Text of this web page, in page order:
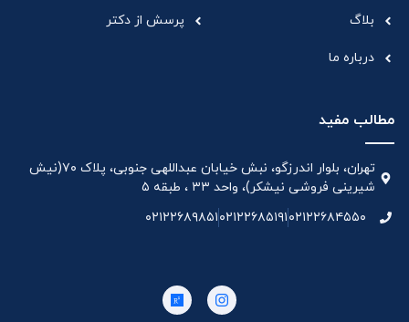
بلاگ
درباره ما
پرسش از دکتر
مطالب مفید
تهران، بلوار اندرزگو، نبش خیابان عبداللهی جنوبی، پلاک ۷۰(نیش
شیرینی فروشی نیشکر)، واحد ۳۳ ، طبقه ۵
۰۲۱۲۲۶۸۴۵۵۰۰۲۱۲۲۶۸۵۱۹۱۰۲۱۲۲۶۸۹۸۵۱